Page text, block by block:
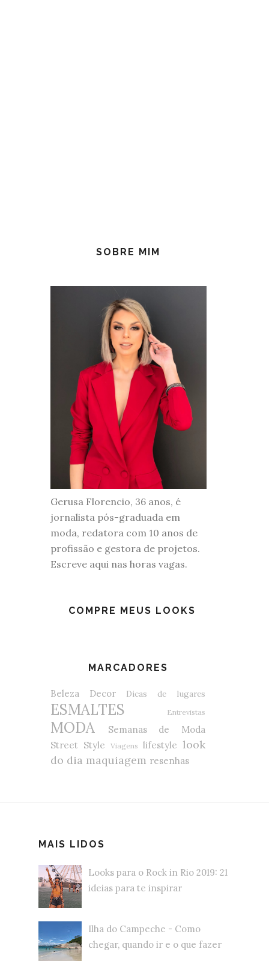
SOBRE MIM
Gerusa Florencio, 36 anos, é
jornalista pós-graduada em
moda, redatora com 10 anos de
profissão e gestora de projetos.
Escreve aqui nas horas vagas.
COMPRE MEUS LOOKS
MARCADORES
Beleza Decor Dicas de lugares
ESMALTES Entrevistas
MODA
Semanas de Moda
Street Style
Viagens lifestyle look
do dia maquiagem resenhas
MAIS LIDOS
Looks para o Rock in Rio 2019: 21
ideias para te inspirar
Ilha do Campeche - Como
chegar, quando ir e o que fazer